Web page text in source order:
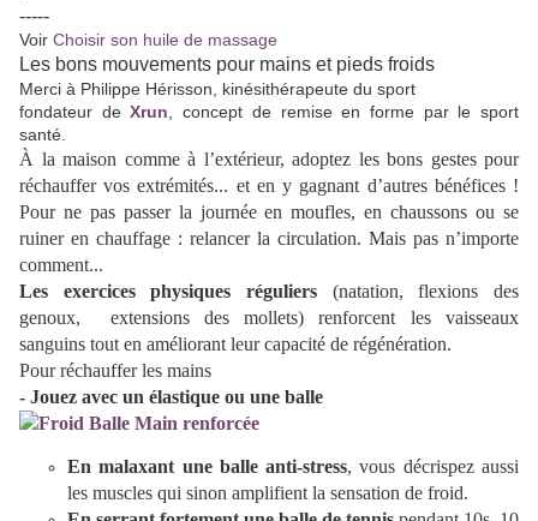
-----
Voir Choisir son huile de massage
Les bons mouvements pour mains et pieds froids
Merci à Philippe Hérisson, kinésithérapeute du sport
fondateur deXrun , concept de remise en forme par le sport
santé.
À la maison comme à l’extérieur, adoptez les bons gestes pour
réchauffer vos extrémités... et en y gagnant d’autres bénéfices !
Pour ne pas passer la journée en moufles, en chaussons ou se
ruiner en chauffage : relancer la circulation. Mais pas n’importe
comment...
Les exercices physiques réguliers (natation, flexions des
genoux, extensions des mollets) renforcent les vaisseaux
sanguins tout en améliorant leur capacité de régénération.
Pour réchauffer les mains
- Jouez avec un élastique ou une balle
En malaxant une balle anti-stress, vous décrispez aussi
les muscles qui sinon amplifient la sensation de froid.